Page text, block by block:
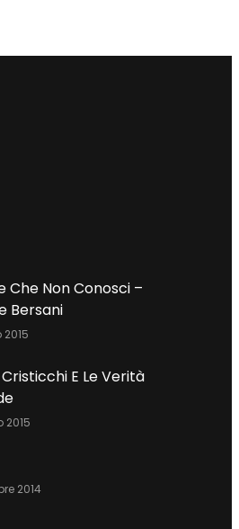
Che Non Conosci –
Bersani
E Le Verità
2015
2014